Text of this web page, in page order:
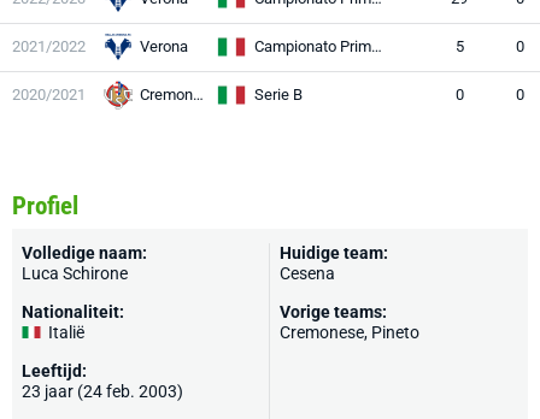
2021/2022 Verona Campionato Primavera 1 5 0
2020/2021 Cremonese Serie B 0 0
Profiel
Volledige naam:
Luca Schirone
Nationaliteit:
Italië
Leeftijd:
23 jaar (24 feb. 2003)
Huidige team:
Cesena
Vorige teams:
Cremonese, Pineto